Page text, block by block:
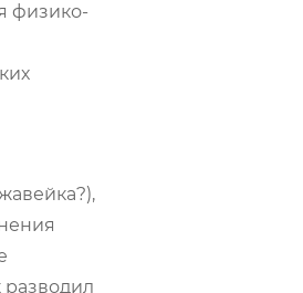
физико-